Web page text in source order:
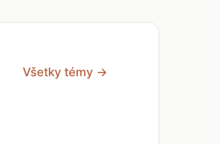
Všetky témy →